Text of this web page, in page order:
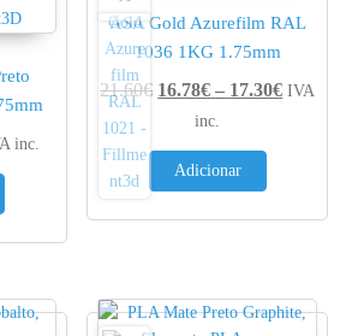
range: 14.31€ through 14.60€
inc.
ASA Gold Azurefilm RAL
1036 1KG 1.75mm
21.60€ 16.78€ – 17.30€Price
IVA
inc.
Adicionar